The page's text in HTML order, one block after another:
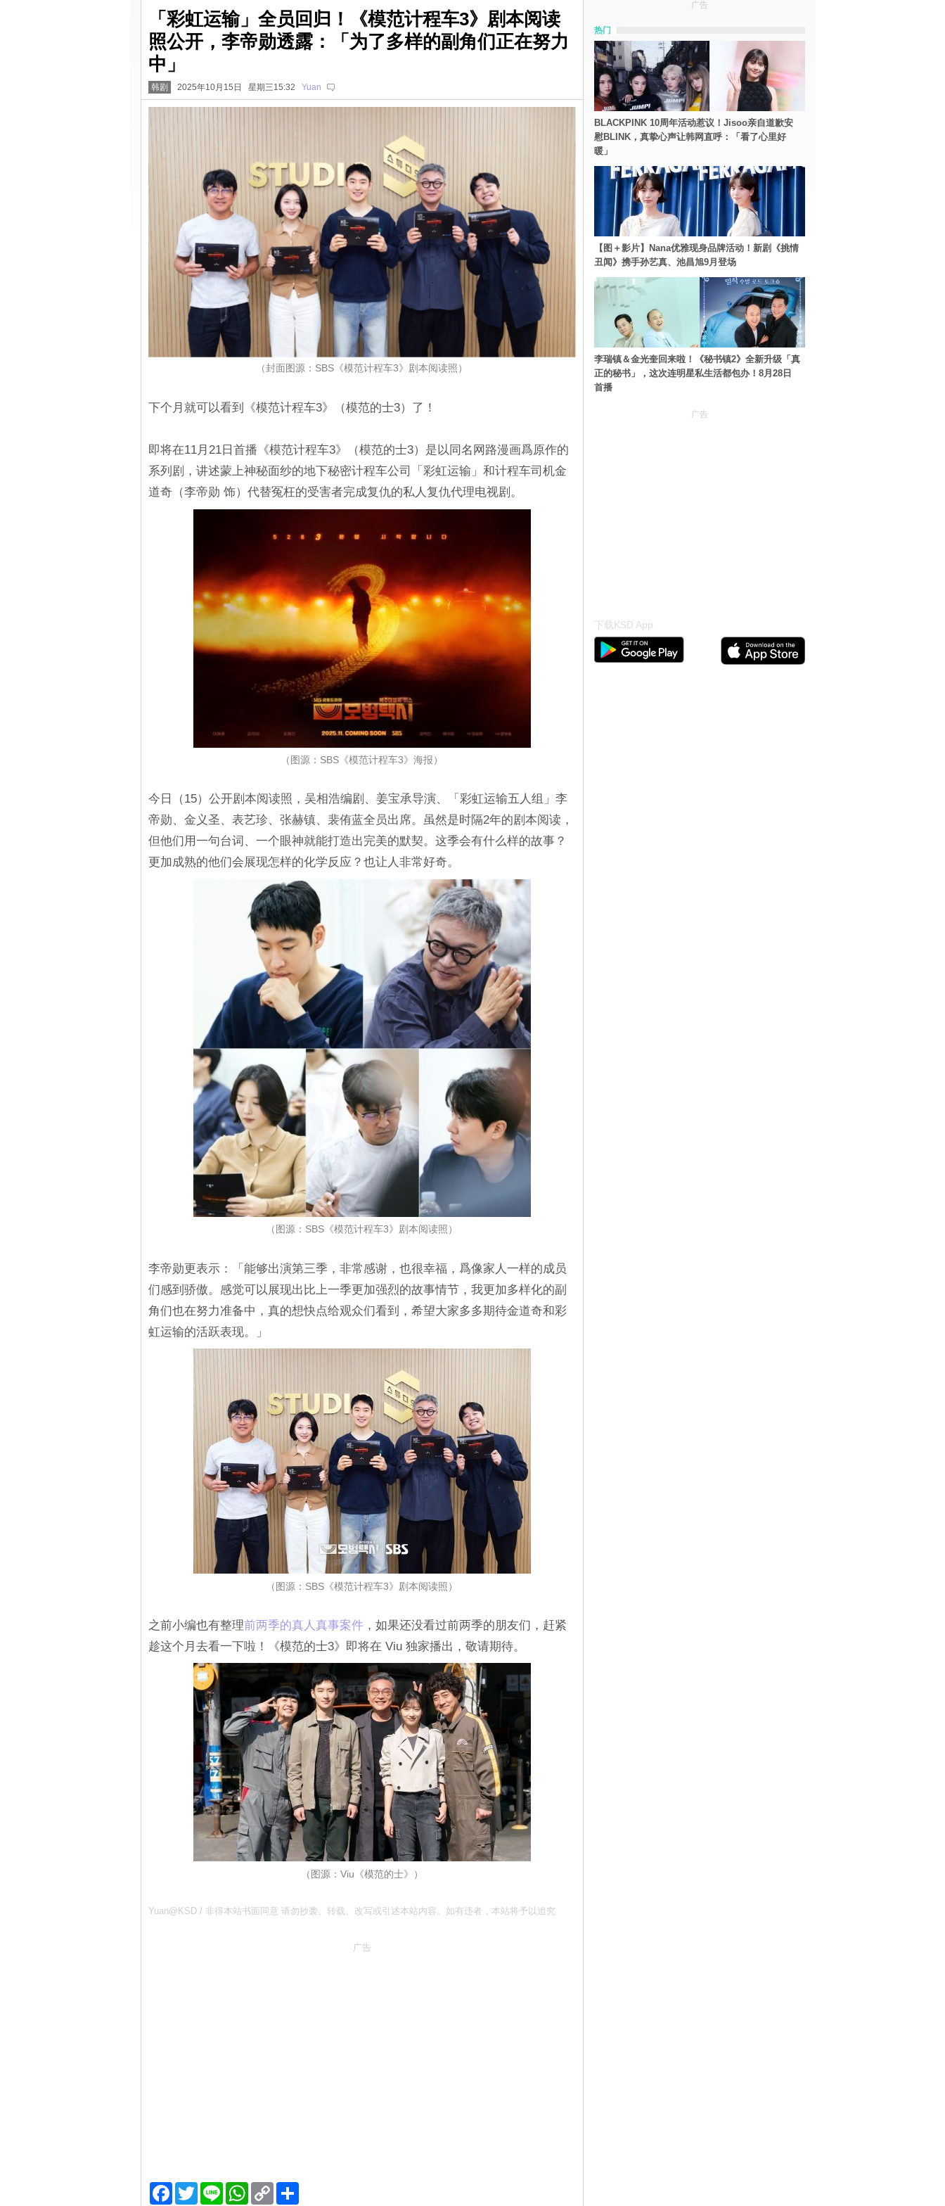
「彩虹运输」全员回归！《模范计程车3》剧本阅读
照公开，李帝勋透露：「为了多样的副角们正在努力
中」
韩剧 2025年10月15日 星期三15:32 Yuan
（封面图源：SBS《模范计程车3》剧本阅读照）
下个月就可以看到《模范计程车3》（模范的士3）了！
即将在11月21日首播《模范计程车3》（模范的士3）是以同名网路漫画爲原作的
系列剧，讲述蒙上神秘面纱的地下秘密计程车公司「彩虹运输」和计程车司机金
道奇（李帝勋 饰）代替冤枉的受害者完成复仇的私人复仇代理电视剧。
（图源：SBS《模范计程车3》海报）
今日（15）公开剧本阅读照，吴相浩编剧、姜宝承导演、「彩虹运输五人组」李
帝勋、金义圣、表艺珍、张赫镇、裴侑蓝全员出席。虽然是时隔2年的剧本阅读，
但他们用一句台词、一个眼神就能打造出完美的默契。这季会有什么样的故事？
更加成熟的他们会展现怎样的化学反应？也让人非常好奇。
（图源：SBS《模范计程车3》剧本阅读照）
李帝勋更表示：「能够出演第三季，非常感谢，也很幸福，爲像家人一样的成员
们感到骄傲。感觉可以展现出比上一季更加强烈的故事情节，我更加多样化的副
角们也在努力准备中，真的想快点给观众们看到，希望大家多多期待金道奇和彩
虹运输的活跃表现。」
（图源：SBS《模范计程车3》剧本阅读照）
之前小编也有整理前两季的真人真事案件，如果还没看过前两季的朋友们，赶紧
趁这个月去看一下啦！《模范的士3》即将在 Viu 独家播出，敬请期待。
（图源：Viu《模范的士》）
Yuan@KSD / 非得本站书面同意 请勿抄袭、转载、改写或引述本站内容。如有违者，本站将予以追究
广告
Facebook
TwitterLine WhatsApp
Copy
Link
分
广告
热门
BLACKPINK 10周年活动惹议！Jisoo亲自道歉安
慰BLINK，真挚心声让韩网直呼：「看了心里好
暖」
【图＋影片】Nana优雅现身品牌活动！新剧《挑情
丑闻》携手孙艺真、池昌旭9月登场
李瑞镇＆金光奎回来啦！《秘书镇2》全新升级「真
正的秘书」，这次连明星私生活都包办！8月28日
首播
广告
下载KSD App